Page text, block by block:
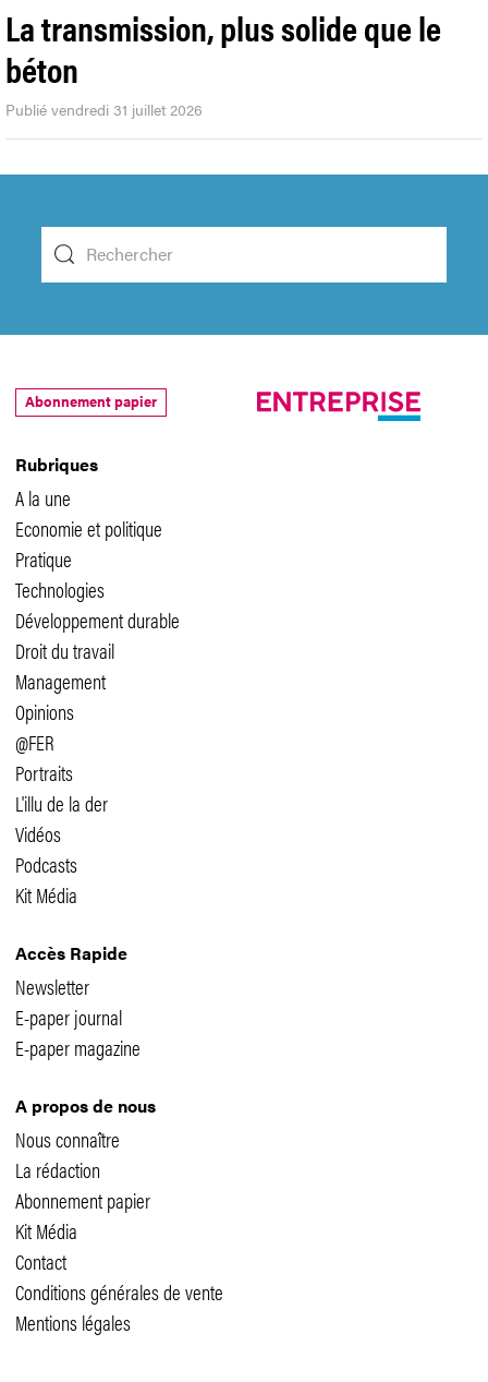
La transmission, plus solide que le
béton
Publié vendredi 31 juillet 2026
Rubriques
A la une
Economie et politique
Pratique
Technologies
Développement durable
Droit du travail
Management
Opinions
@FER
Portraits
L'illu de la der
Vidéos
Podcasts
Kit Média
Accès Rapide
Newsletter
E-paper journal
E-paper magazine
A propos de nous
Nous connaître
La rédaction
Abonnement papier
Kit Média
Contact
Conditions générales de vente
Mentions légales
Abonnement papier